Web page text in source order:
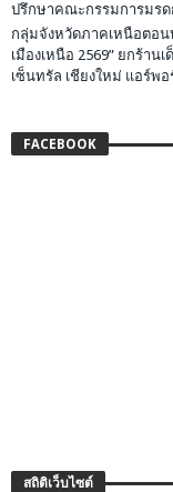
ปรึกษาคณะกรรมการมร
กลุ่มจังหวัดภาคเหนือตอน
เมืองเหนือ 2569” ยกร้า
เซ็นทรัล เชียงใหม่ แอร์พ
FACEBOOK
สถิติเว็บไซต์